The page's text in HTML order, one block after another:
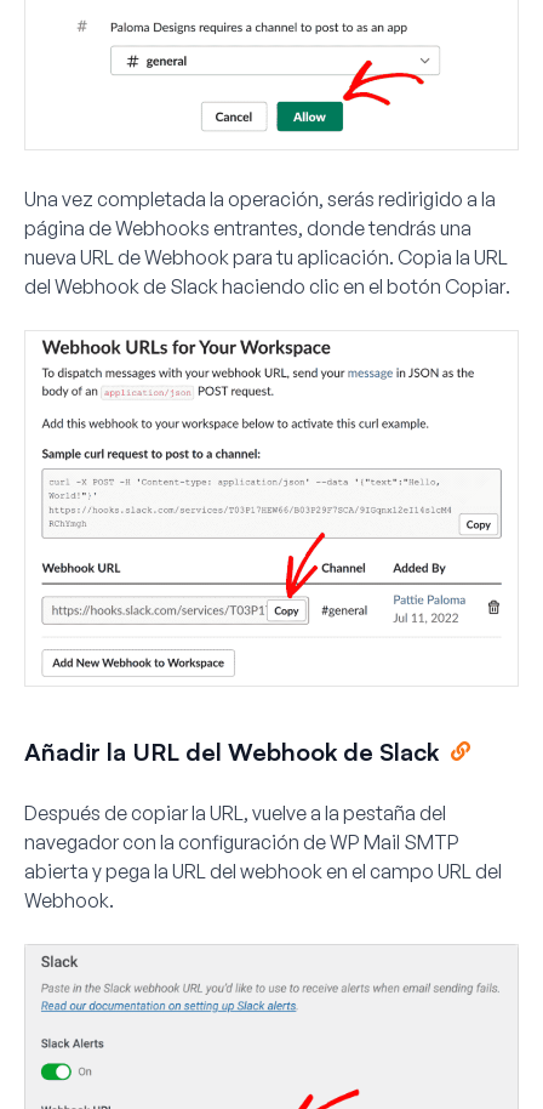
Una vez completada la operación, serás redirigido a la
página de Webhooks entrantes, donde tendrás una
nueva URL de Webhook para tu aplicación. Copia la URL
del Webhook de Slack haciendo clic en el botón Copiar.
Añadir la URL del Webhook de Slack
Después de copiar la URL, vuelve a la pestaña del
navegador con la configuración de WP Mail SMTP
abierta y pega la URL del webhook en el campo URL del
Webhook.